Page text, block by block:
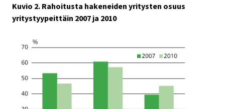
Kuvio 2. Rahoitusta hakeneiden yritysten osuus
yritystyypeittäin 2007 ja 2010